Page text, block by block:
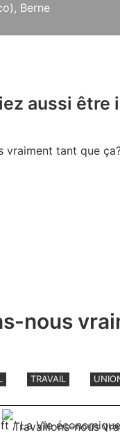
Berne
aussi être
nous
TRAVAIL
/ La Vie